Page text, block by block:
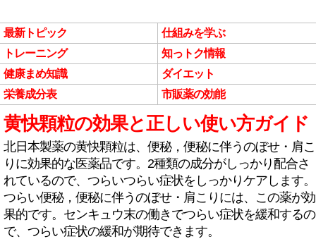
最新トピック
仕組みを学ぶ
トレーニング
知っトク情報
健康まめ知識
ダイエット
栄養成分表
市販薬の効能
黄快顆粒の効果と正しい使い方ガイド
北日本製薬の黄快顆粒は、便秘，便秘に伴うのぼせ・肩こ
りに効果的な医薬品です。2種類の成分がしっかり配合さ
れているので、つらいつらい症状をしっかりケアします。
つらい便秘，便秘に伴うのぼせ・肩こりには、この薬が効
果的です。センキュウ末の働きでつらい症状を緩和するの
で、つらい症状の緩和が期待できます。